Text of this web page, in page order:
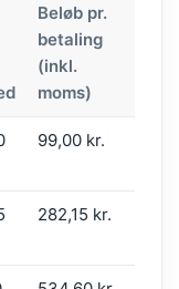
Beløb pr.
betaling
(inkl.
moms)
99,00 kr.
282,15 kr.